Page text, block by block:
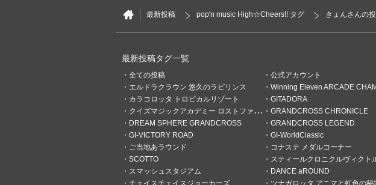
0 0
KOWさん
1時間前 音ゲーいろいろやってます
8/6日分、Phlox(EX46)をプレイ
最新投稿 pop'n music High☆Cheers!! タグ きょんさんの
最新投稿タグ一覧
全ての投稿 公式アカウント
エルドラクラウン 悠久のラビリンス
Winning Eleven ARCADE
カラコロッタ トロピカルリゾート
GITADORA
クイズマジックアカデミー ロストファンタリウム
GRANDCROSS CHRONICLE
DREAM SPHERE GRANDCROSS
GRANDCROSS LEGEND
GI-VICTORY ROAD
GI-WorldClassic
ご当地あラウンド
コナステ メダルコーナー
SCOTTO
スティールクロニクルヴィクトルー
スマッシュスタジアム
DANCE aROUND